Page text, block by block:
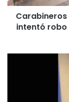
r
intentó robo